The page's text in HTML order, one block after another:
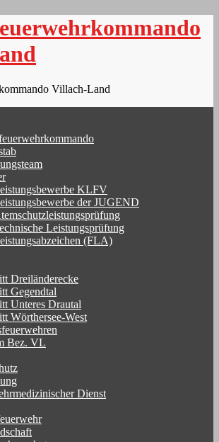
KLFV
der JUGEND
Leistungsprüfung
(FLA)
Dreiländerecke
Gegendtal
Unteres Drautal
Wörthersee-West
Bez. VL
Dienst